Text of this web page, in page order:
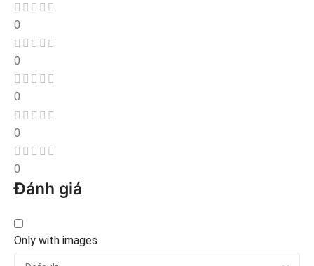
0
0
0
0
0
Đánh giá
Only with images